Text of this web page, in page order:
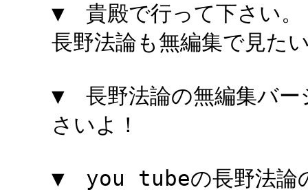
▼ 貴殿で行って下さい。
長野法論も無編集で見た
▼ 長野法論の無編集バ
さいよ！
▼ you tubeの長野法論の